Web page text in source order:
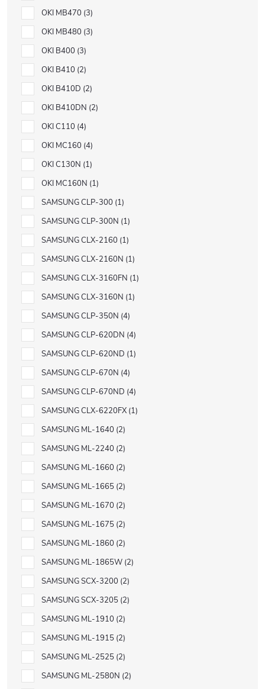
OKI MB470 3
OKI MB480 3
OKI B400 3
OKI B410 2
OKI B410D 2
OKI B410DN 2
OKI C110 4
OKI MC160 4
OKI C130N 1
OKI MC160N 1
SAMSUNG CLP-300 1
SAMSUNG CLP-300N 1
SAMSUNG CLX-2160 1
SAMSUNG CLX-2160N 1
SAMSUNG CLX-3160FN 1
SAMSUNG CLX-3160N 1
SAMSUNG CLP-350N 4
SAMSUNG CLP-620DN 4
SAMSUNG CLP-620ND 1
SAMSUNG CLP-670N 4
SAMSUNG CLP-670ND 4
SAMSUNG CLX-6220FX 1
SAMSUNG ML-1640 2
SAMSUNG ML-2240 2
SAMSUNG ML-1660 2
SAMSUNG ML-1665 2
SAMSUNG ML-1670 2
SAMSUNG ML-1675 2
SAMSUNG ML-1860 2
SAMSUNG ML-1865W 2
SAMSUNG SCX-3200 2
SAMSUNG SCX-3205 2
SAMSUNG ML-1910 2
SAMSUNG ML-1915 2
SAMSUNG ML-2525 2
SAMSUNG ML-2580N 2